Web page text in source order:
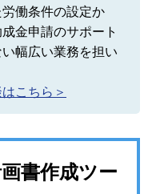
働条件の設定か
金申請のサポート
幅広い業務を担い
こちら＞
書作成ツー